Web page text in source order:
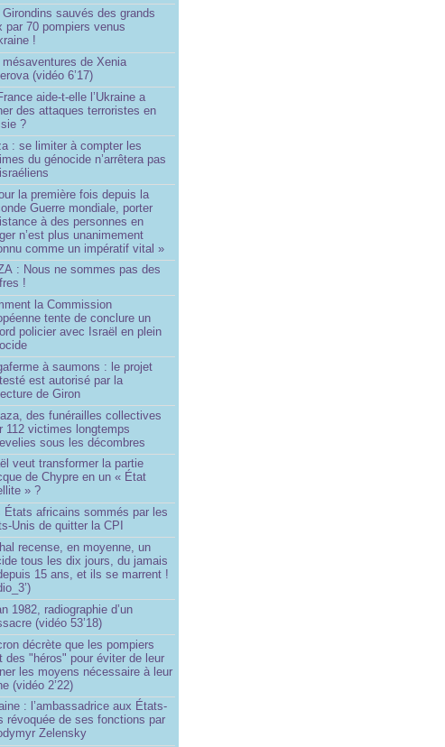
Girondins sauvés des grands
par 70 pompiers venus
!
mésaventures de Xenia
(vidéo 6’17)
aide-t-elle l’Ukraine a
des attaques terroristes en
?
: se limiter à compter les
du génocide n’arrêtera pas
la première fois depuis la
Guerre mondiale, porter
à des personnes en
n’est plus unanimement
comme un impératif vital »
: Nous ne sommes pas des
!
la Commission
tente de conclure un
policier avec Israël en plein
à saumons : le projet
est autorisé par la
de Giron
des funérailles collectives
112 victimes longtemps
sous les décombres
veut transformer la partie
de Chypre en un « État
» ?
États africains sommés par les
Unis de quitter la CPI
recense, en moyenne, un
tous les dix jours, du jamais
15 ans, et ils se marrent !
1982, radiographie d’un
(vidéo 53’18)
décrète que les pompiers
des "héros" pour éviter de leur
les moyens nécessaire à leur
(vidéo 2’22)
: l’ambassadrice aux États-
révoquée de ses fonctions par
Zelensky